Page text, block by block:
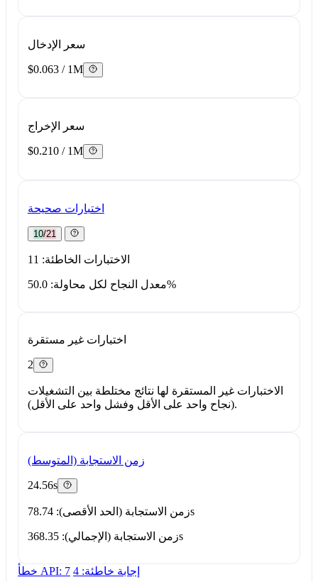
سعر الإدخال
$0.063 / 1M
سعر الإخراج
$0.210 / 1M
اختبارات صحيحة
10/21
الاختبارات الخاطئة: 11
معدل النجاح لكل محاولة: 50.0%
اختبارات غير مستقرة
2
الاختبارات غير المستقرة لها نتائج مختلطة بين التشغيلات
(نجاح واحد على الأقل وفشل واحد على الأقل).
زمن الاستجابة (المتوسط)
24.56s
زمن الاستجابة (الحد الأقصى): 78.74s
زمن الاستجابة (الإجمالي): 368.35s
خطأ API: 7 إجابة خاطئة: 4